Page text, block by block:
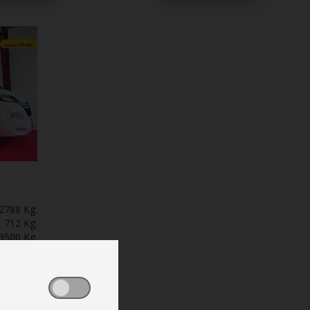
2788 Kg.
712 Kg.
Kg.
km.